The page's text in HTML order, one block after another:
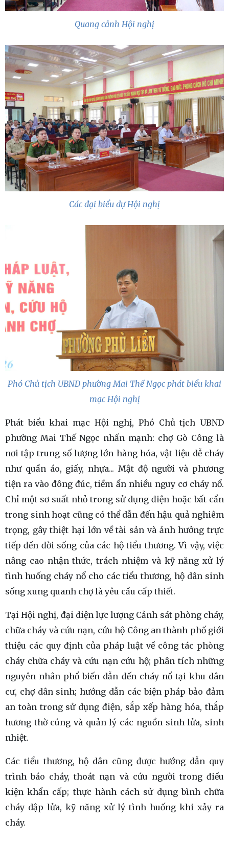
Quang cảnh Hội nghị
Các đại biểu dự Hội nghị
Phó Chủ tịch UBND phường Mai Thế Ngọc phát biểu khai
mạc Hội nghị
Phát biểu khai mạc Hội nghị, Phó Chủ tịch UBND
phường Mai Thế Ngọc nhấn mạnh: chợ Gò Công là
nơi tập trung số lượng lớn hàng hóa, vật liệu dễ cháy
như quần áo, giấy, nhựa... Mật độ người và phương
tiện ra vào đông đúc, tiềm ẩn nhiều nguy cơ cháy nổ.
Chỉ một sơ suất nhỏ trong sử dụng điện hoặc bất cẩn
trong sinh hoạt cũng có thể dẫn đến hậu quả nghiêm
trọng, gây thiệt hại lớn về tài sản và ảnh hưởng trực
tiếp đến đời sống của các hộ tiểu thương. Vì vậy, việc
nâng cao nhận thức, trách nhiệm và kỹ năng xử lý
tình huống cháy nổ cho các tiểu thương, hộ dân sinh
sống xung quanh chợ là yêu cầu cấp thiết.
Tại Hội nghị, đại diện lực lượng Cảnh sát phòng cháy,
chữa cháy và cứu nạn, cứu hộ Công an thành phố giới
thiệu các quy định của pháp luật về công tác phòng
cháy chữa cháy và cứu nạn cứu hộ; phân tích những
nguyên nhân phổ biến dẫn đến cháy nổ tại khu dân
cư, chợ dân sinh; hướng dẫn các biện pháp bảo đảm
an toàn trong sử dụng điện, sắp xếp hàng hóa, thắp
hương thờ cúng và quản lý các nguồn sinh lửa, sinh
nhiệt.
Các tiểu thương, hộ dân cũng được hướng dẫn quy
trình báo cháy, thoát nạn và cứu người trong điều
kiện khẩn cấp; thực hành cách sử dụng bình chữa
cháy dập lửa, kỹ năng xử lý tình huống khi xảy ra
cháy.